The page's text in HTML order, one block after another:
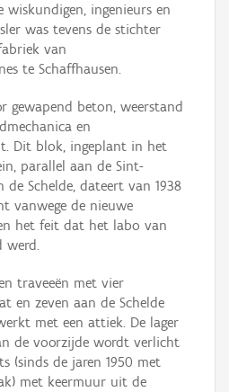
wiskundigen, ingenieurs en
was tevens de stichter
van
te Schaffhausen.
gewapend beton, weerstand
en
Dit blok, ingeplant in het
parallel aan de Sint-
de Schelde, dateert van 1938
vanwege de nieuwe
het feit dat het labo van
werd.
traveeën met vier
en zeven aan de Schelde
met een attiek. De lager
de voorzijde wordt verlicht
(sinds de jaren 1950 met
met keermuur uit de